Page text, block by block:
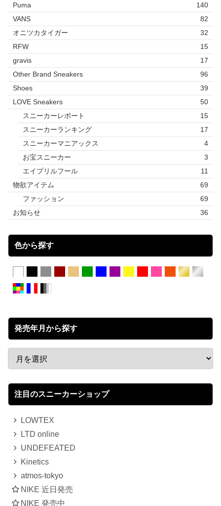
Puma
140
VANS
82
オニツカタイガー
32
RFW
15
gravis
17
Other Brand Sneakers
96
Shoes
39
LOVE Sneakers
50
スニーカーレポート
15
スニーカーランキング
17
スニーカーマニアックス
4
お宝スニーカー
3
エイプリルフール
11
物欲アイテム
69
ファッション
69
お知らせ
36
色から探す
発売年月から探す
注目のスニーカーショップ
LOWTEX
LTD online
UNDEFEATED
Kinetics
atmos-tokyo
NIKE 近日発売
NIKE 発売中